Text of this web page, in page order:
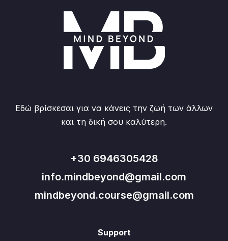
Εδώ βρίσκεσαι για να κάνεις την ζωή των άλλων
και τη δική σου καλύτερη.
+30 6946305428
info.mindbeyond@gmail.com
mindbeyond.course@gmail.com
Support